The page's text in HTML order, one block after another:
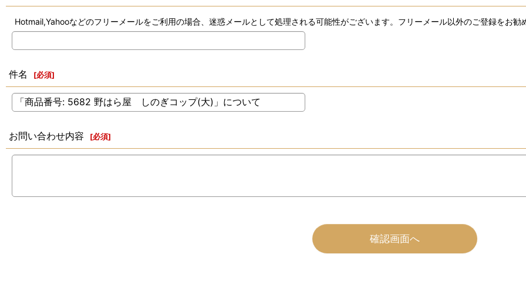
Hotmail,Yahooなどのフリーメールをご利用の場合、迷惑メールとして処理される可能性がございます。フリーメール以外のご登録をお勧
件名 [必須]
お問い合わせ内容 [必須]
確認画面へ